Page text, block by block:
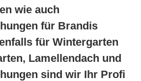
wie auch
für Brandis
für Wintergarten
Lamellendach und
sind wir Ihr Profi